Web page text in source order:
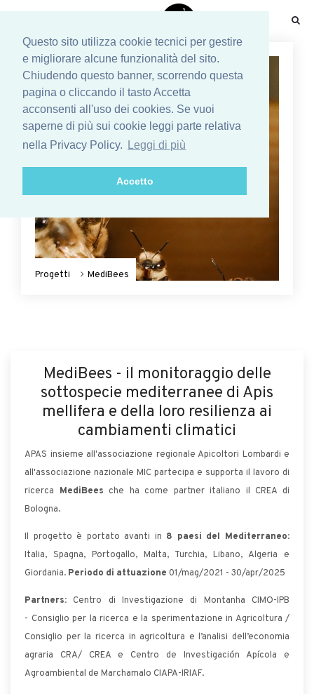
Questo sito utilizza cookie tecnici per gestire
e migliorare alcune funzionalità del sito.
Chiudendo questo banner, scorrendo questa
pagina o cliccando il tasto Accetta
acconsenti all'uso dei cookies. Se vuoi
saperne di più sui cookie leggi parte relativa
nella Privacy Policy.
Leggi di più
Accetto
Progetti MediBees
MediBees - il monitoraggio delle
sottospecie mediterranee di Apis
mellifera e della loro resilienza ai
cambiamenti climatici
APAS insieme all'associazione regionale Apicoltori Lombardi e
all'associazione nazionale MIC partecipa e supporta il lavoro di
ricerca MediBees che ha come partner italiano il CREA di
Bologna.
Il progetto è portato avanti in 8 paesi del Mediterraneo:
Italia, Spagna, Portogallo, Malta, Turchia, Libano, Algeria e
Giordania. Periodo di attuazione 01/mag/2021 - 30/apr/2025
Partners: Centro di Investigazione di Montanha CIMO-IPB
- Consiglio per la ricerca e la sperimentazione in Agricoltura /
Consiglio per la ricerca in agricoltura e l’analisi dell’economia
agraria CRA/ CREA e Centro de Investigación Apícola e
Agroambiental de Marchamalo CIAPA-IRIAF.